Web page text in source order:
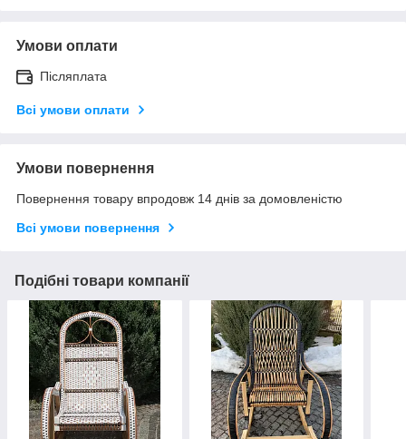
Умови оплати
Післяплата
Всі умови оплати
Умови повернення
Повернення товару впродовж 14 днів за домовленістю
Всі умови повернення
Подібні товари компанії